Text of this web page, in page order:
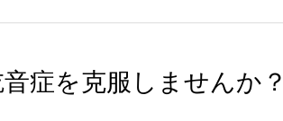
症を克服しませんか